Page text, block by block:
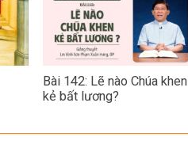
Bài 142: Lẽ nào Chúa khen
kẻ bất lương?